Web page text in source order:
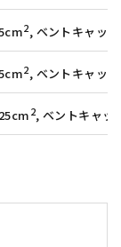
2, ベントキャップ
2, ベントキャッ
2, ベントキャッ